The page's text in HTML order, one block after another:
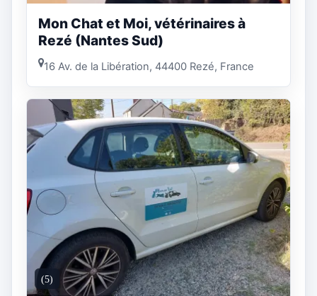
Mon Chat et Moi, vétérinaires à
Rezé (Nantes Sud)
16 Av. de la Libération, 44400 Rezé, France
(5)